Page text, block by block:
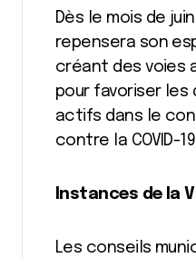
Dès le mois de
repensera son
créant des voies
pour favoriser
actifs dans le
contre la COVID-
Instances de la
Les conseils